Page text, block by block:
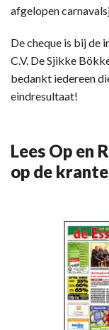
afgelopen
De cheque is bij de
C.V. De Sjikke
bedankt iedereen
eindresultaat!
Lees Op en
op de